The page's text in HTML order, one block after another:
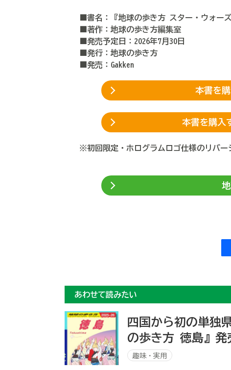
■書名：『地球の歩き方 スター・ウォー
■著作：地球の歩き方編集室
■発売予定日：2026年7月30日
■発行 ：地球の歩き方
■発売：Gakken
本書を購
本書を購入
※初回限定・ホログラムロゴ仕様のリバー
あわせて読みたい
四国から初の単独
の歩き方 徳島』発
趣味・実用